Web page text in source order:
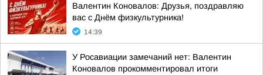
Валентин Коновалов: Друзья, поздравляю
вас с Днём физкультурника!
14:39
У Росавиации замечаний нет: Валентин
Коновалов прокомментировал итоги